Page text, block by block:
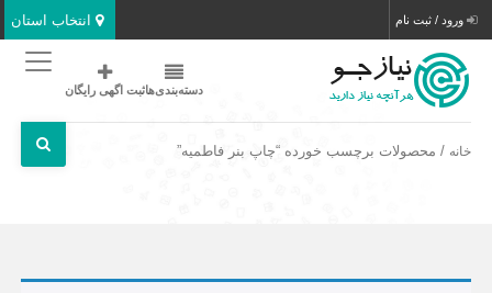
انتخاب استان ورود / ثبت نام
دسته‌بندی‌هاثبت اگهی رایگان
خانه / محصولات برچسب خورده “چاپ بنر فاطمیه”